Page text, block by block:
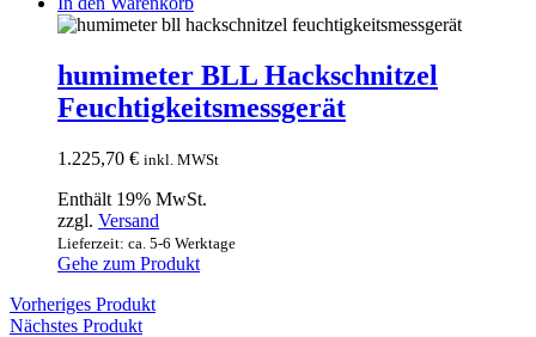
humimeter BLL Hackschnitzel
Feuchtigkeitsmessgerät
1.225,70 € inkl. MWSt
Enthält 19% MwSt.
zzgl. Versand
Lieferzeit: ca. 5-6 Werktage
Gehe zum Produkt
Vorheriges Produkt
Nächstes Produkt